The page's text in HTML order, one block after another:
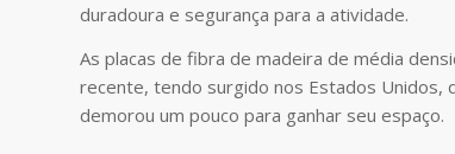
duradoura e segurança para a atividade.
As placas de fibra de madeira de média
recente, tendo surgido nos Estados Unidos,
demorou um pouco para ganhar seu espaço.